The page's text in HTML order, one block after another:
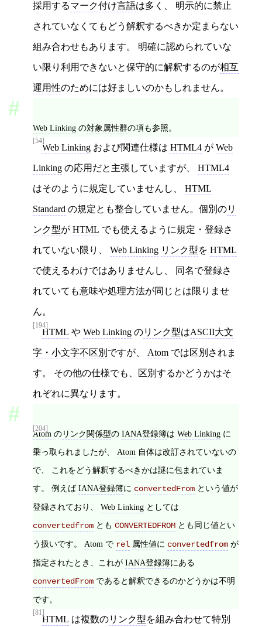
採用するマーク付け言語は多く、 明示的に禁止
されていなくてもどう解釈するべきか定まらない
組み合わせもあります。 明確に認められていな
い限り利用できないと保守的に解釈するのが相互
運用性のためには好ましいのかもしれません。
Web Linking の対象属性群の項も参照。
[54]
Web Linking および関連仕様は HTML4 が Web
Linking の応用だと主張していますが、 HTML4
はそのように規定していませんし、 HTML
Standard の規定とも整合していません。個別のリ
ンク型が HTML でも使えるように規定・登録さ
れていない限り、 Web Linking リンク型を HTML
で使えるわけではありませんし、 同名で登録さ
れていても意味や処理方法が同じとは限りませ
ん。
[194]
HTML や Web Linking のリンク型はASCII大文
字・小文字不区別 ですが、 Atom では区別されま
す。 その他の仕様でも、区別するかどうかはそ
れぞれに異なります。
[204]
Atom のリンク関係型の IANA登録簿は Web Linking に
乗っ取られましたが、 Atom 自体は改訂されていないの
で、 これをどう解釈するべきかは謎に包まれていま
す。 例えばIANA登録簿に convertedFrom という値が
登録されており、 Web Linking としては
convertedfrom とも CONVERTEDFROM とも同じ値とい
う扱いです。 Atom で rel 属性値に convertedfrom が
指定されたとき、これが IANA登録簿にある
convertedFrom であると解釈できるのかどうかは不明
です。
[81]
HTML は複数のリンク型を組み合わせて特別